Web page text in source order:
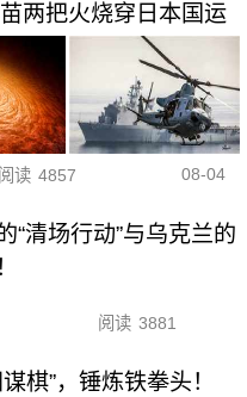
两把火烧穿日本国运
阅读 4857 08-04
“清场行动”与乌克兰的
阅读 3881
棋”，锤炼铁拳头！